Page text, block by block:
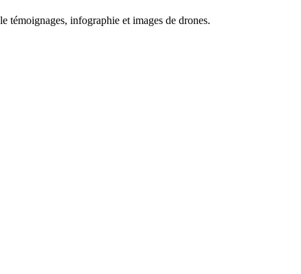
témoignages, infographie et images de drones.